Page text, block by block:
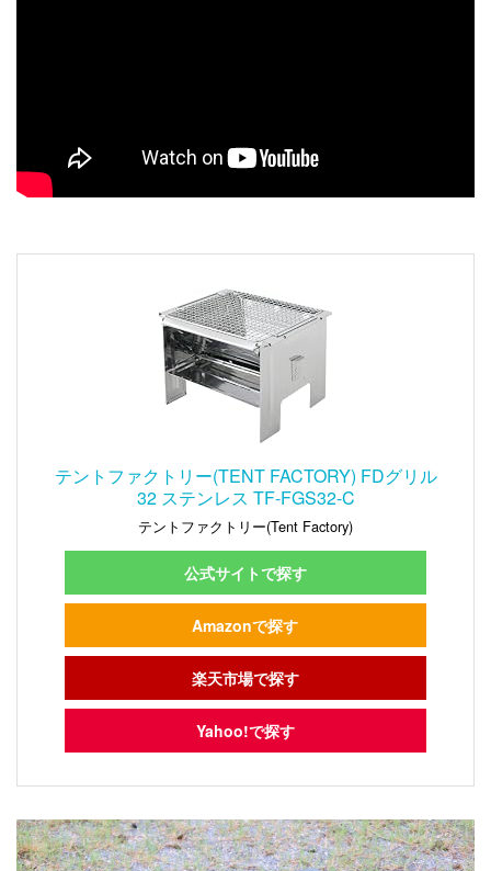
テントファクトリー(TENT FACTORY) FDグリル
32 ステンレス TF-FGS32-C
テントファクトリー(Tent Factory)
公式サイトで探す
Amazonで探す
楽天市場で探す
Yahoo!で探す